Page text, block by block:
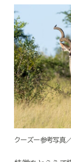
クーズー参考写真